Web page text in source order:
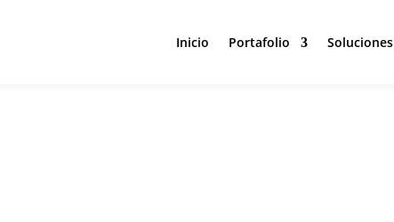
Inicio Portafolio Soluciones
Inicio Portafolio Soluciones